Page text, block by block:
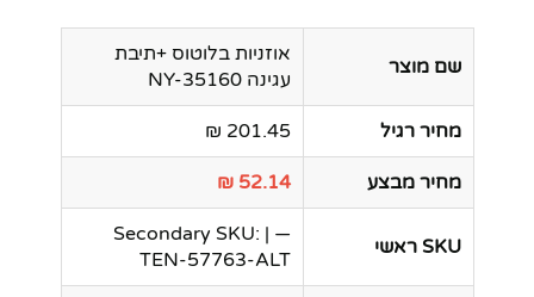
שם מוצר
אוזניות בלוטוס +תיבת
עגינה NY-35160
מחיר רגיל 201.45 ₪
מחיר מבצע 52.14 ₪
SKU ראשי
— | Secondary SKU:
TEN-57763-ALT